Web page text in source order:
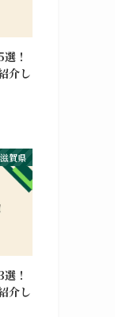
！
介し
滋賀県
！
介し